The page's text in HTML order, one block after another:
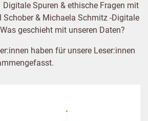
Digitale Spuren & ethische Fragen mit
Schober & Michaela Schmitz -Digitale
geschieht mit unseren Daten?
haben für unsere Leser:innen